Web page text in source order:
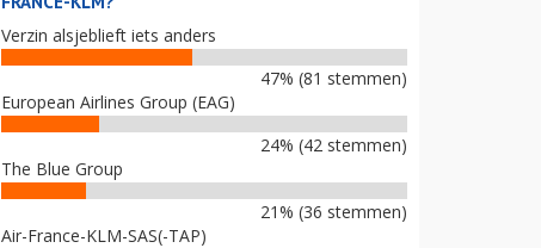
Verzin alsjeblieft iets anders
47% (81 stemmen)
European Airlines Group (EAG)
24% (42 stemmen)
The Blue Group
21% (36 stemmen)
Air-France-KLM-SAS(-TAP)